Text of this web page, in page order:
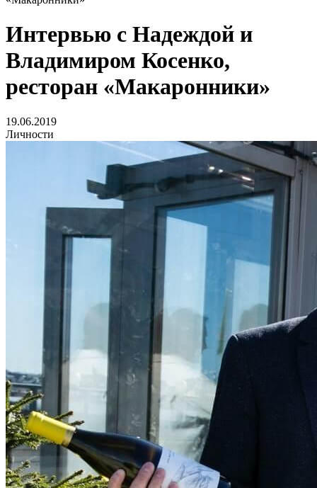
Интервью с Надеждой и
Владимиром Косенко,
ресторан «Макаронники»
19.06.2019
Личности